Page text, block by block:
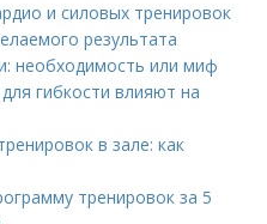
и силовых тренировок
результата
необходимость или миф
гибкости влияют на
в зале: как
тренировок за 5